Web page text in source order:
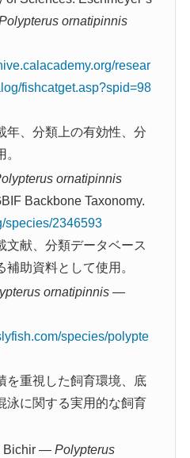
ornatipinnis
resear
fishcatget.asp?spid=98
年、分類上の有効性、分
ornatipinnis
Backbone Taxonomy.
species/2346593
文献、分類データベース
補助資料として使用。
ornatipinnis —
species/polypte
を重視した飼育環境、底
泳に関する実用的な飼育
Bichir —Polypterus